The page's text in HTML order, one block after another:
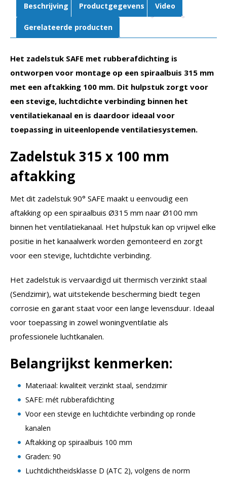
Beschrijving Productgegevens Video
Gerelateerde producten
Het zadelstuk SAFE met rubberafdichting is
ontworpen voor montage op een spiraalbuis 315 mm
met een aftakking 100 mm. Dit hulpstuk zorgt voor
een stevige, luchtdichte verbinding binnen het
ventilatiekanaal en is daardoor ideaal voor
toepassing in uiteenlopende ventilatiesystemen.
Zadelstuk 315 x 100 mm
aftakking
Met dit zadelstuk 90° SAFE maakt u eenvoudig een
aftakking op een spiraalbuis Ø315 mm naar Ø100 mm
binnen het ventilatiekanaal. Het hulpstuk kan op vrijwel elke
positie in het kanaalwerk worden gemonteerd en zorgt
voor een stevige, luchtdichte verbinding.
Het zadelstuk is vervaardigd uit thermisch verzinkt staal
(Sendzimir), wat uitstekende bescherming biedt tegen
corrosie en garant staat voor een lange levensduur. Ideaal
voor toepassing in zowel woningventilatie als
professionele luchtkanalen.
Belangrijkst kenmerken:
Materiaal: kwaliteit verzinkt staal, sendzimir
SAFE: mét rubberafdichting
Voor een stevige en luchtdichte verbinding op ronde
kanalen
Aftakking op spiraalbuis 100 mm
Graden: 90
Luchtdichtheidsklasse D (ATC 2), volgens de norm